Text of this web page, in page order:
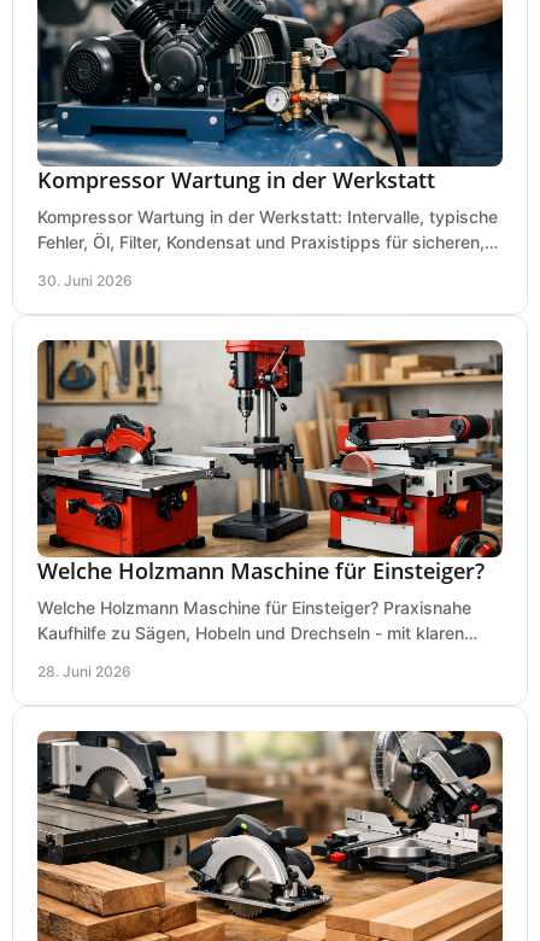
Kompressor Wartung in der Werkstatt
Kompressor Wartung in der Werkstatt: Intervalle, typische
Fehler, Öl, Filter, Kondensat und Praxistipps für sicheren,
30. Juni 2026
Welche Holzmann Maschine für Einsteiger?
Welche Holzmann Maschine für Einsteiger? Praxisnahe
Kaufhilfe zu Sägen, Hobeln und Drechseln - mit klaren
28. Juni 2026